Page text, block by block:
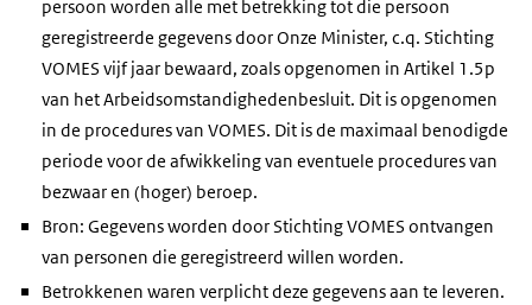
persoon worden alle met betrekking tot die persoon
geregistreerde gegevens door Onze Minister, c.q. Stichting
VOMES vijf jaar bewaard, zoals opgenomen in Artikel 1.5p
van het Arbeidsomstandighedenbesluit. Dit is opgenomen
in de procedures van VOMES. Dit is de maximaal benodigde
periode voor de afwikkeling van eventuele procedures van
bezwaar en (hoger) beroep.
Bron: Gegevens worden door Stichting VOMES ontvangen
van personen die geregistreerd willen worden.
Betrokkenen waren verplicht deze gegevens aan te leveren.